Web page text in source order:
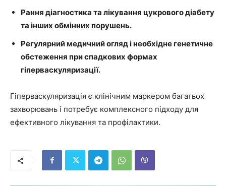
Рання діагностика та лікування цукрового діабету
та інших обмінних порушень.
Регулярний медичний огляд і необхідне генетичне
обстеження при спадкових формах
гіперваскуляризації.
Гіперваскуляризація є клінічним маркером багатьох
захворювань і потребує комплексного підходу для
ефективного лікування та профілактики.